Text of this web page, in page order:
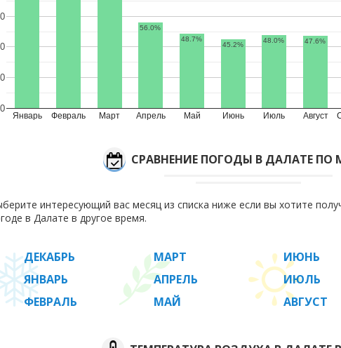
Январь Февраль Март Апрель Май Июнь Июль Август
0
56.0%
48.7%
45.2%
48.0% 47.6%
СРАВНЕНИЕ ПОГОДЫ В ДАЛАТЕ ПО
интересующий вас месяц из списка ниже если вы хотите
в Далате в другое время.
ДЕКАБРЬ
ЯНВАРЬ
ФЕВРАЛЬ
МАРТ
АПРЕЛЬ
МАЙ
ИЮНЬ
ИЮЛЬ
АВГУСТ